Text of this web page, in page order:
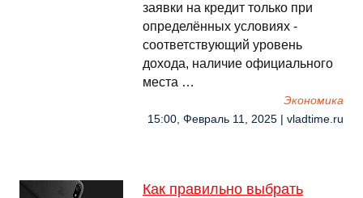
заявки на кредит только при
определённых условиях -
соответствующий уровень
дохода, наличие официального
места …
Экономика
15:00, Февраль 11, 2025 | vladtime.ru
Как правильно выбрать